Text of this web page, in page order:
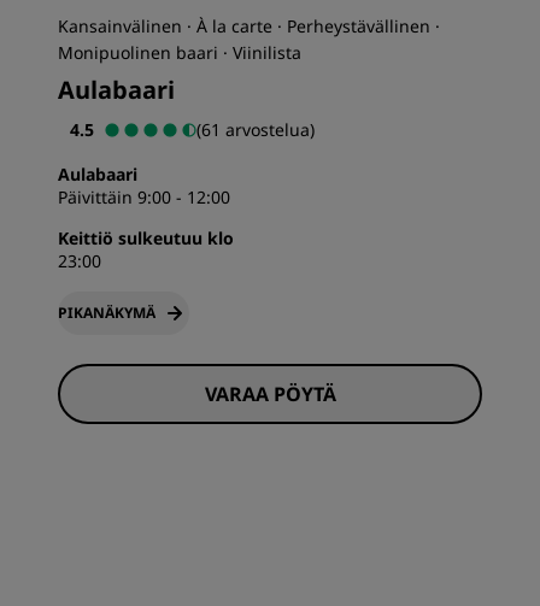
Kansainvälinen · À la carte · Perheystävällinen ·
Monipuolinen baari · Viinilista
Aulabaari
4.5
(61 arvostelua)
Aulabaari
Päivittäin 9:00 - 12:00
Keittiö sulkeutuu klo
23:00
PIKANÄKYMÄ
VARAA PÖYTÄ